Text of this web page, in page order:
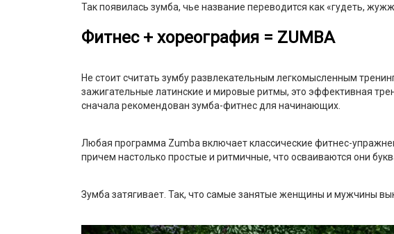
Так появилась зумба, чье название переводится как «гудеть,
Фитнес + хореография = ZUMBA
Не стоит считать зумбу развлекательным легкомысленным
зажигательные латинские и мировые ритмы, это эффективная
сначала рекомендован зумба-фитнес для начинающих.
Любая программа Zumba включает классические фитнес-
причем настолько простые и ритмичные, что осваиваются они
Зумба затягивает. Так, что самые занятые женщины и мужчины